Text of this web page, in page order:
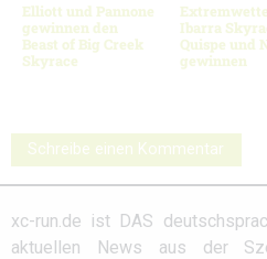
Elliott und Pannone
gewinnen den
Beast of Big Creek
Skyrace
Ibarra
Quispe und
gewinnen
Schreibe einen Kommentar
xc-run.de ist DAS
aktuellen News aus der